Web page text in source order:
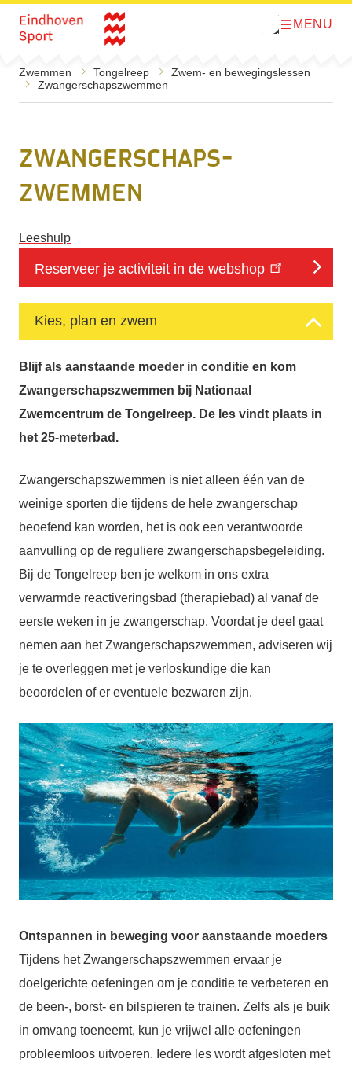
Direct naar de inhoud
O
m
MENU
Zwemmen Tongelreep
Zwem- en bewegingslessen
Zwangerschaps­zwemmen
Zwangerschaps­
zwemmen
Leeshulp
Reserveer je activiteit in de webshop
Kies, plan en zwem
Blijf als aanstaande moeder in conditie en kom
Zwangerschapszwemmen bij Nationaal
Zwemcentrum de Tongelreep. De les vindt plaats in
het 25-meterbad.
Zwangerschapszwemmen is niet alleen één van de
weinige sporten die tijdens de hele zwangerschap
beoefend kan worden, het is ook een verantwoorde
aanvulling op de reguliere zwangerschapsbegeleiding.
Bij de Tongelreep ben je welkom in ons extra
verwarmde reactiveringsbad (therapiebad) al vanaf de
eerste weken in je zwangerschap. Voordat je deel gaat
nemen aan het Zwangerschapszwemmen, adviseren wij
je te overleggen met je verloskundige die kan
beoordelen of er eventuele bezwaren zijn.
Ontspannen in beweging voor aanstaande moeders
Tijdens het Zwangerschapszwemmen ervaar je
doelgerichte oefeningen om je conditie te verbeteren en
de been-, borst- en bilspieren te trainen. Zelfs als je buik
in omvang toeneemt, kun je vrijwel alle oefeningen
probleemloos uitvoeren. Iedere les wordt afgesloten met